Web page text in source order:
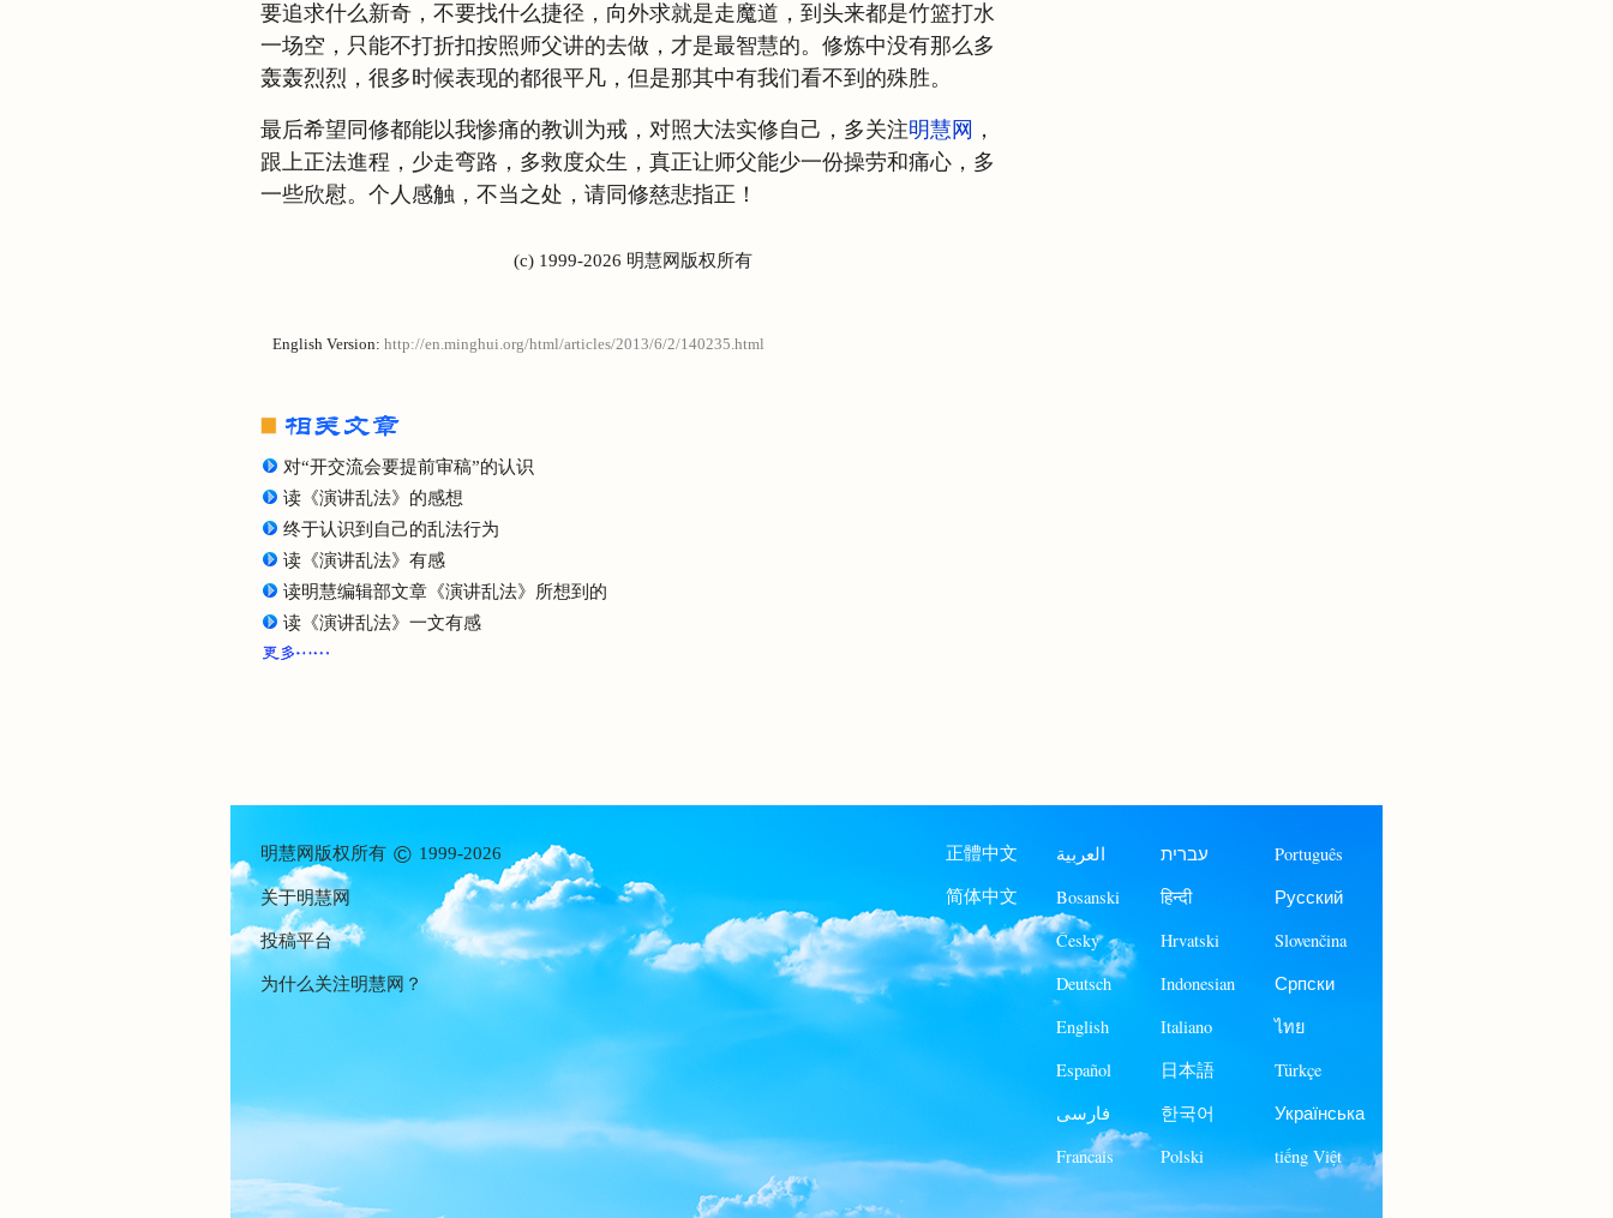
要追求什么新奇，不要找什么捷径，向外求就是走魔道，到头来都是竹篮打水
一场空，只能不打折扣按照师父讲的去做，才是最智慧的。修炼中没有那么多
轰轰烈烈，很多时候表现的都很平凡，但是那其中有我们看不到的殊胜。
最后希望同修都能以我惨痛的教训为戒，对照大法实修自己，多关注明慧网 ，
跟上正法進程，少走弯路，多救度众生，真正让师父能少一份操劳和痛心，多
一些欣慰。个人感触，不当之处，请同修慈悲指正！
(c) 1999-2026 明慧网版权所有
English Version: http://en.minghui.org/html/articles/2013/6/2/140235.html
对“开交流会要提前审稿”的认识
读《演讲乱法》的感想
终于认识到自己的乱法行为
读《演讲乱法》有感
读明慧编辑部文章《演讲乱法》所想到的
读《演讲乱法》一文有感
明慧网版权所有 © 1999-2026
关于明慧网
投稿平台
为什么关注明慧网？
正體中文
简体中文
العربية
Bosanski
Česky
Deutsch
English
Español
فارسی
Francais
עברית
हिन्दी
Hrvatski
Indonesian
Italiano
日本語
한국어
Polski
Português
Русский
Slovenčina
Српски
ไทย
Türkçe
Українська
tiếng Việt